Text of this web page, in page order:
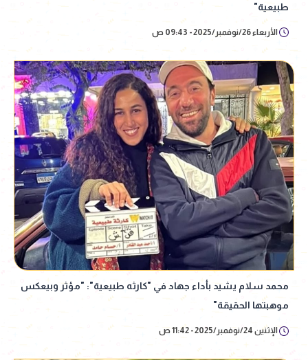
طبيعية"
الأربعاء 26/نوفمبر/2025 - 09:43 ص
محمد سلام يشيد بأداء جهاد في "كارثه طبيعية": "مؤثر وبيعكس
موهبتها الحقيقة"
الإثنين 24/نوفمبر/2025 - 11:42 ص